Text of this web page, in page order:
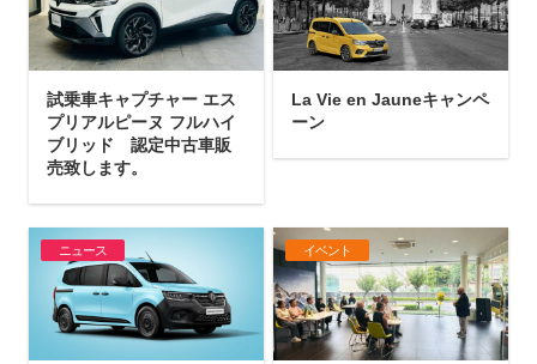
試乗車キャプチャー エス
プリアルピーヌ フルハイ
ブリッド 認定中古車販
売致します。
La Vie en Jauneキャンペ
ーン
ニュース イベント